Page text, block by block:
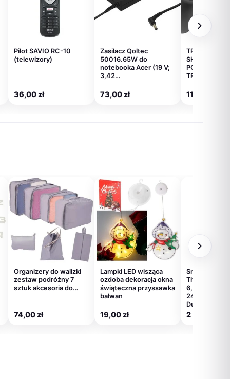
Pilot SAVIO RC-10
(telewizory)
36,00zł
Zasilacz Qoltec
50016.65W do
notebooka Acer (19 V;
3,42…
73,00zł
TRACER
SHOGUN PRO
PC/PS3/PS4
112,00
Organizery do walizki
zestaw podróżny 7
sztuk akcesoria do…
74,00zł
Lampki LED wisząca
ozdoba dekoracja okna
świąteczna przyssawka
bałwan
19,00zł
Smartfon
ThinkPhone
6,6″ P-OLED
2400×1080
Dual…
2 317,00